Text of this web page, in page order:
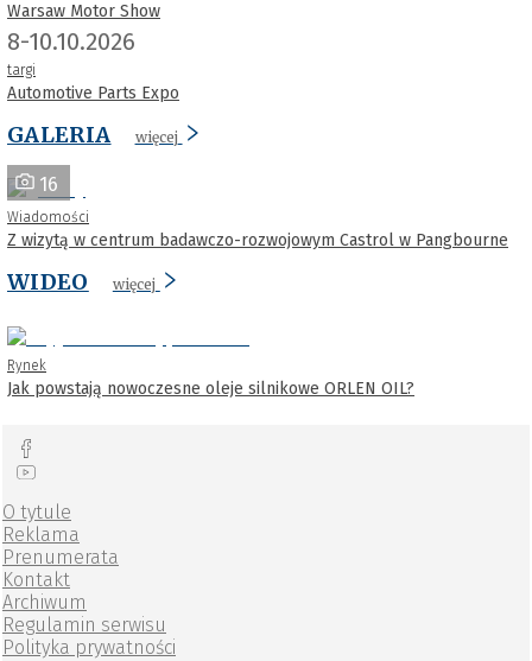
Warsaw Motor Show
8-10.10.2026
targi
Automotive Parts Expo
GALERIA więcej
16
Wiadomości
Z wizytą w centrum badawczo-rozwojowym Castrol w Pangbourne
WIDEO więcej
Rynek
Jak powstają nowoczesne oleje silnikowe ORLEN OIL?
O tytule
Reklama
Prenumerata
Kontakt
Archiwum
Regulamin serwisu
Polityka prywatności